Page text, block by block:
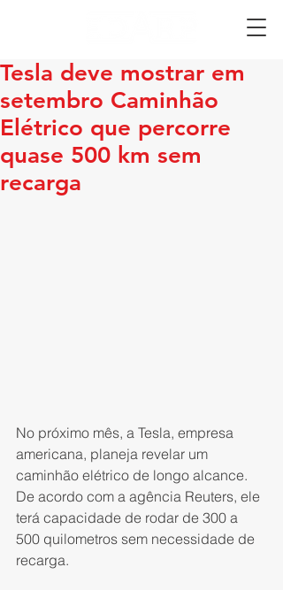
Tesla deve mostrar em
setembro Caminhão
Elétrico que percorre
quase 500 km sem
recarga
No próximo mês, a Tesla, empresa
americana, planeja revelar um
caminhão elétrico de longo alcance.
De acordo com a agência Reuters, ele
terá capacidade de rodar de 300 a
500 quilometros sem necessidade de
recarga.